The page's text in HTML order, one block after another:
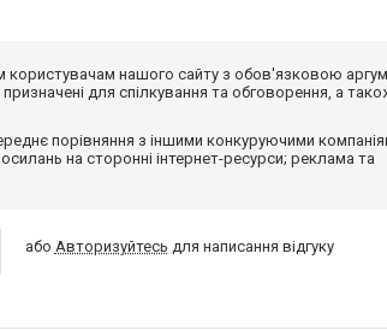
користувачам нашого сайту з обов'язковою
для спілкування та обговорення, а
порівняння з іншими конкуруючими
на сторонні інтернет-ресурси; реклама та
або Авторизуйтесь для написання відгуку